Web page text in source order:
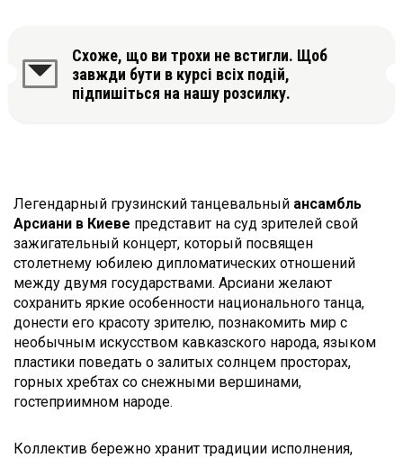
Схоже, що ви трохи не встигли. Щоб
завжди бути в курсі всіх подій,
підпишіться на нашу розсилку.
Легендарный грузинский танцевальный ансамбль
Арсиани в Киеве представит на суд зрителей свой
зажигательный концерт, который посвящен
столетнему юбилею дипломатических отношений
между двумя государствами. Арсиани желают
сохранить яркие особенности национального танца,
донести его красоту зрителю, познакомить мир с
необычным искусством кавказского народа, языком
пластики поведать о залитых солнцем просторах,
горных хребтах со снежными вершинами,
гостеприимном народе.
Коллектив бережно хранит традиции исполнения,